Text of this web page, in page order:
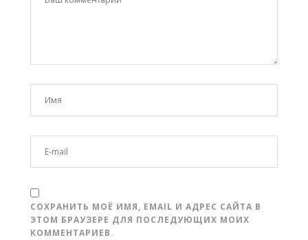
СОХРАНИТЬ МОЁ ИМЯ, EMAIL И АДРЕС САЙТА В
ЭТОМ БРАУЗЕРЕ ДЛЯ ПОСЛЕДУЮЩИХ МОИХ
КОММЕНТАРИЕВ.